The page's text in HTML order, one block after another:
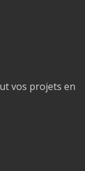
vos projets en